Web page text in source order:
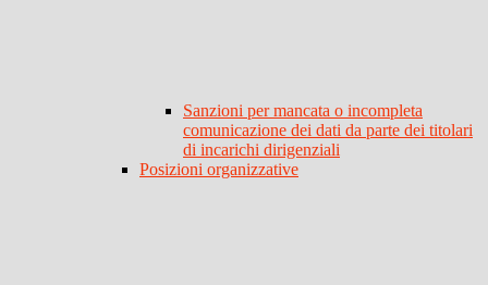
Sanzioni per mancata o incompleta
comunicazione dei dati da parte dei titolari
di incarichi dirigenziali
Posizioni organizzative